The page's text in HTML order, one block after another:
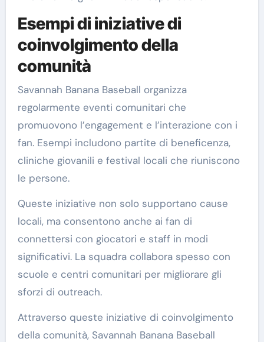
Esempi di iniziative di
coinvolgimento della
comunità
Savannah Banana Baseball organizza
regolarmente eventi comunitari che
promuovono l’engagement e l’interazione con i
fan. Esempi includono partite di beneficenza,
cliniche giovanili e festival locali che riuniscono
le persone.
Queste iniziative non solo supportano cause
locali, ma consentono anche ai fan di
connettersi con giocatori e staff in modi
significativi. La squadra collabora spesso con
scuole e centri comunitari per migliorare gli
sforzi di outreach.
Attraverso queste iniziative di coinvolgimento
della comunità, Savannah Banana Baseball